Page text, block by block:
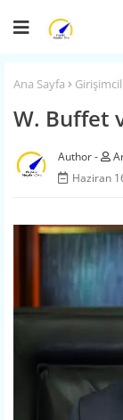
Ana Sayfa
W. Buffet
Haziran